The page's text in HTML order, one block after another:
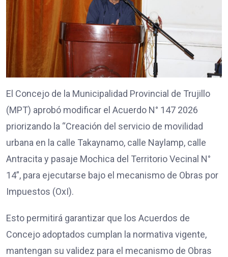
El Concejo de la Municipalidad Provincial de Trujillo
(MPT) aprobó modificar el Acuerdo N° 147 2026
priorizando la “Creación del servicio de movilidad
urbana en la calle Takaynamo, calle Naylamp, calle
Antracita y pasaje Mochica del Territorio Vecinal N°
14”, para ejecutarse bajo el mecanismo de Obras por
Impuestos (OxI).
Esto permitirá garantizar que los Acuerdos de
Concejo adoptados cumplan la normativa vigente,
mantengan su validez para el mecanismo de Obras